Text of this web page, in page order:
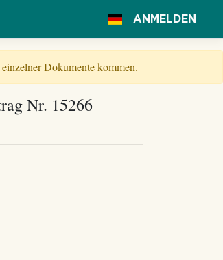
ANMELDEN
Dokumente kommen.
Nr. 15266